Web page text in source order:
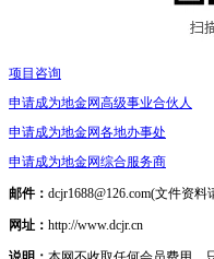
项目咨询
申请成为地金网高级事业合伙人
申请成为地金网各地办事处
申请成为地金网综合服务商
邮件： dcjr1688@126.com(文件资料
网址： http://www.dcjr.cn